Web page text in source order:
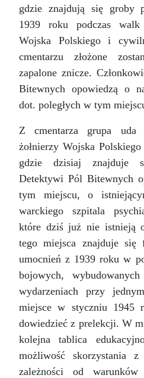
gdzie znajdują się groby
1939 roku podczas
Wojska Polskiego i
cmentarzu złożone
zapalone znicze.
Bitewnych opowiedzą o
dot. poległych w tym
Z cmentarza grupa uda
żołnierzy Wojska
gdzie dzisiaj znajduje
Detektywi Pól Bitewnych
tym miejscu, o
warckiego szpitala
które dziś już nie istnieją
tego miejsca znajduje
umocnień z 1939 roku w
bojowych,
wydarzeniach przy
miejsce w styczniu 1945
dowiedzieć z prelekcji. W
kolejna tablica
możliwość skorzystania
zależności od